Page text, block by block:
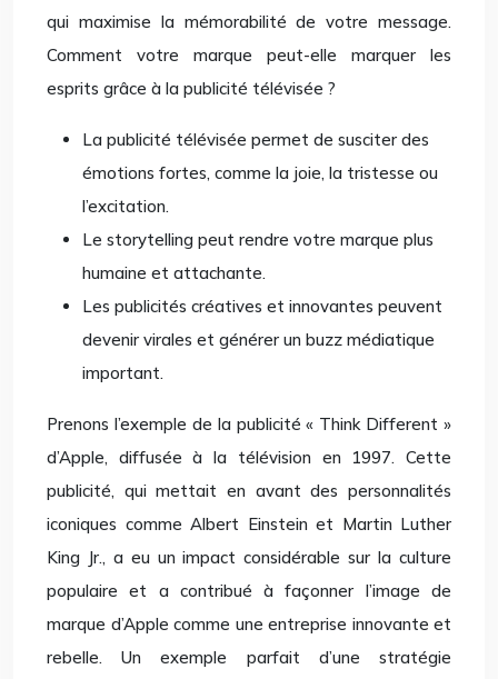
qui maximise la mémorabilité de votre message.
Comment votre marque peut-elle marquer les
esprits grâce à la publicité télévisée ?
La publicité télévisée permet de susciter des
émotions fortes, comme la joie, la tristesse ou
l’excitation.
Le storytelling peut rendre votre marque plus
humaine et attachante.
Les publicités créatives et innovantes peuvent
devenir virales et générer un buzz médiatique
important.
Prenons l’exemple de la publicité « Think Different »
d’Apple, diffusée à la télévision en 1997. Cette
publicité, qui mettait en avant des personnalités
iconiques comme Albert Einstein et Martin Luther
King Jr., a eu un impact considérable sur la culture
populaire et a contribué à façonner l’image de
marque d’Apple comme une entreprise innovante et
rebelle. Un exemple parfait d’une stratégie